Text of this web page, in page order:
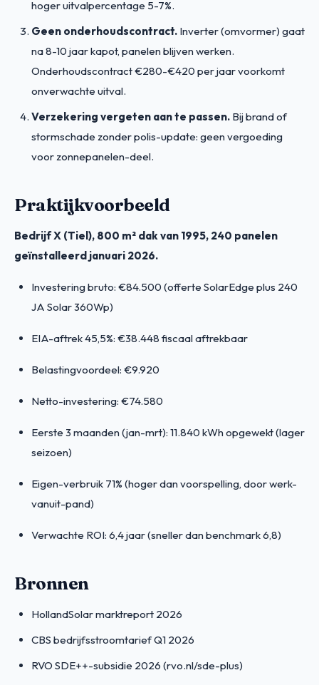
hoger uitvalpercentage 5-7%.
Geen onderhoudscontract. Inverter (omvormer) gaat
na 8-10 jaar kapot, panelen blijven werken.
Onderhoudscontract €280-€420 per jaar voorkomt
onverwachte uitval.
Verzekering vergeten aan te passen. Bij brand of
stormschade zonder polis-update: geen vergoeding
voor zonnepanelen-deel.
Praktijkvoorbeeld
Bedrijf X (Tiel), 800 m² dak van 1995, 240 panelen
geïnstalleerd januari 2026.
Investering bruto: €84.500 (offerte SolarEdge plus 240
JA Solar 360Wp)
EIA-aftrek 45,5%: €38.448 fiscaal aftrekbaar
Belastingvoordeel: €9.920
Netto-investering: €74.580
Eerste 3 maanden (jan-mrt): 11.840 kWh opgewekt (lager
seizoen)
Eigen-verbruik 71% (hoger dan voorspelling, door werk-
vanuit-pand)
Verwachte ROI: 6,4 jaar (sneller dan benchmark 6,8)
Bronnen
HollandSolar marktreport 2026
CBS bedrijfsstroomtarief Q1 2026
RVO SDE++-subsidie 2026 (rvo.nl/sde-plus)